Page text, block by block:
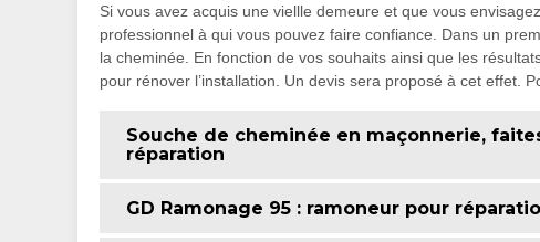
Si vous avez acquis une viellle demeure et que vous
professionnel à qui vous pouvez faire confiance. Dans un
la cheminée. En fonction de vos souhaits ainsi que les
pour rénover l’installation. Un devis sera proposé à cet effet.
Souche de cheminée en maçonnerie,
réparation
GD Ramonage 95 : ramoneur pour